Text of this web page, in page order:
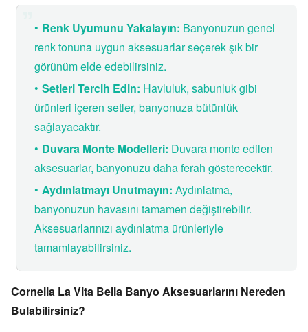
Renk Uyumunu Yakalayın: Banyonuzun genel
renk tonuna uygun aksesuarlar seçerek şık bir
görünüm elde edebilirsiniz.
Setleri Tercih Edin: Havluluk, sabunluk gibi
ürünleri içeren setler, banyonuza bütünlük
sağlayacaktır.
Duvara Monte Modelleri: Duvara monte edilen
aksesuarlar, banyonuzu daha ferah gösterecektir.
Aydınlatmayı Unutmayın: Aydınlatma,
banyonuzun havasını tamamen değiştirebilir.
Aksesuarlarınızı aydınlatma ürünleriyle
tamamlayabilirsiniz.
Cornella La Vita Bella Banyo Aksesuarlarını Nereden
Bulabilirsiniz?